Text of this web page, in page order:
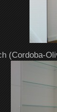
(Cordoba-